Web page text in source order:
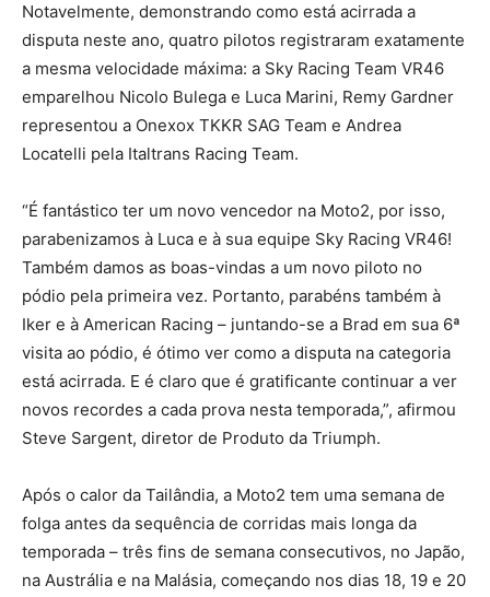
Notavelmente, demonstrando como está acirrada a
disputa neste ano, quatro pilotos registraram exatamente
a mesma velocidade máxima: a Sky Racing Team VR46
emparelhou Nicolo Bulega e Luca Marini, Remy Gardner
representou a Onexox TKKR SAG Team e Andrea
Locatelli pela Italtrans Racing Team.
“É fantástico ter um novo vencedor na Moto2, por isso,
parabenizamos à Luca e à sua equipe Sky Racing VR46!
Também damos as boas-vindas a um novo piloto no
pódio pela primeira vez. Portanto, parabéns também à
Iker e à American Racing – juntando-se a Brad em sua 6ª
visita ao pódio, é ótimo ver como a disputa na categoria
está acirrada. E é claro que é gratificante continuar a ver
novos recordes a cada prova nesta temporada,”, afirmou
Steve Sargent, diretor de Produto da Triumph.
Após o calor da Tailândia, a Moto2 tem uma semana de
folga antes da sequência de corridas mais longa da
temporada – três fins de semana consecutivos, no Japão,
na Austrália e na Malásia, começando nos dias 18, 19 e 20